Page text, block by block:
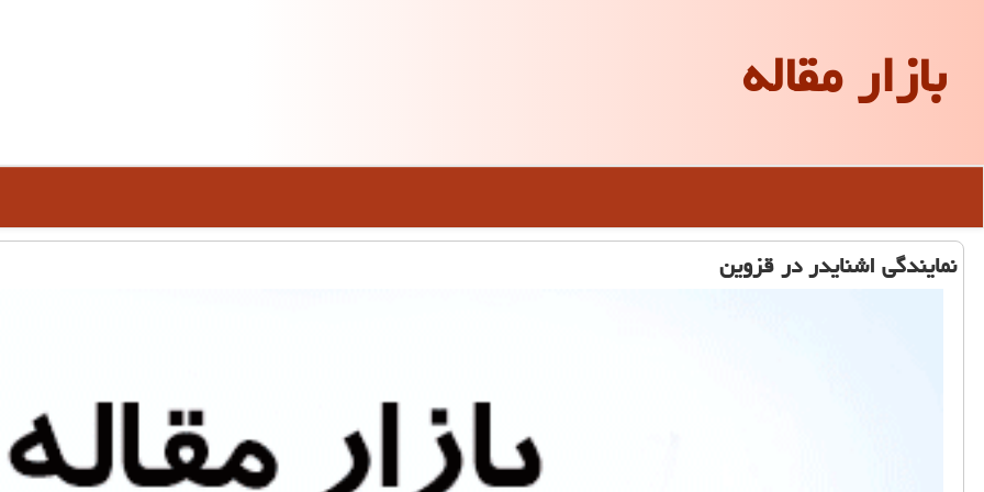
بازار مقاله
نمایندگی اشنایدر در قزوین